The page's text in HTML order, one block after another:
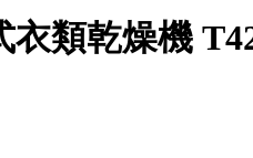
類乾燥機